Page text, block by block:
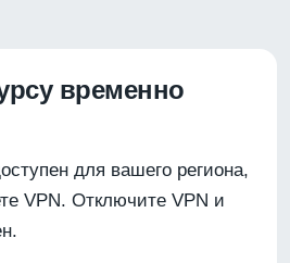
временно
для вашего региона,
VPN. Отключите VPN и